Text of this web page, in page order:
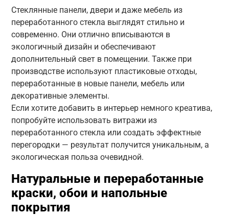
Стеклянные панели, двери и даже мебель из
переработанного стекла выглядят стильно и
современно. Они отлично вписываются в
экологичный дизайн и обеспечивают
дополнительный свет в помещении. Также при
производстве используют пластиковые отходы,
переработанные в новые панели, мебель или
декоративные элементы.
Если хотите добавить в интерьер немного креатива,
попробуйте использовать витражи из
переработанного стекла или создать эффектные
перегородки — результат получится уникальным, а
экологическая польза очевидной.
Натуральные и переработанные
краски, обои и напольные
покрытия